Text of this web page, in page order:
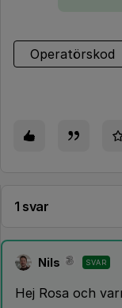
Operatörskod
1 svar
Nils SVAR
Hej Rosa och